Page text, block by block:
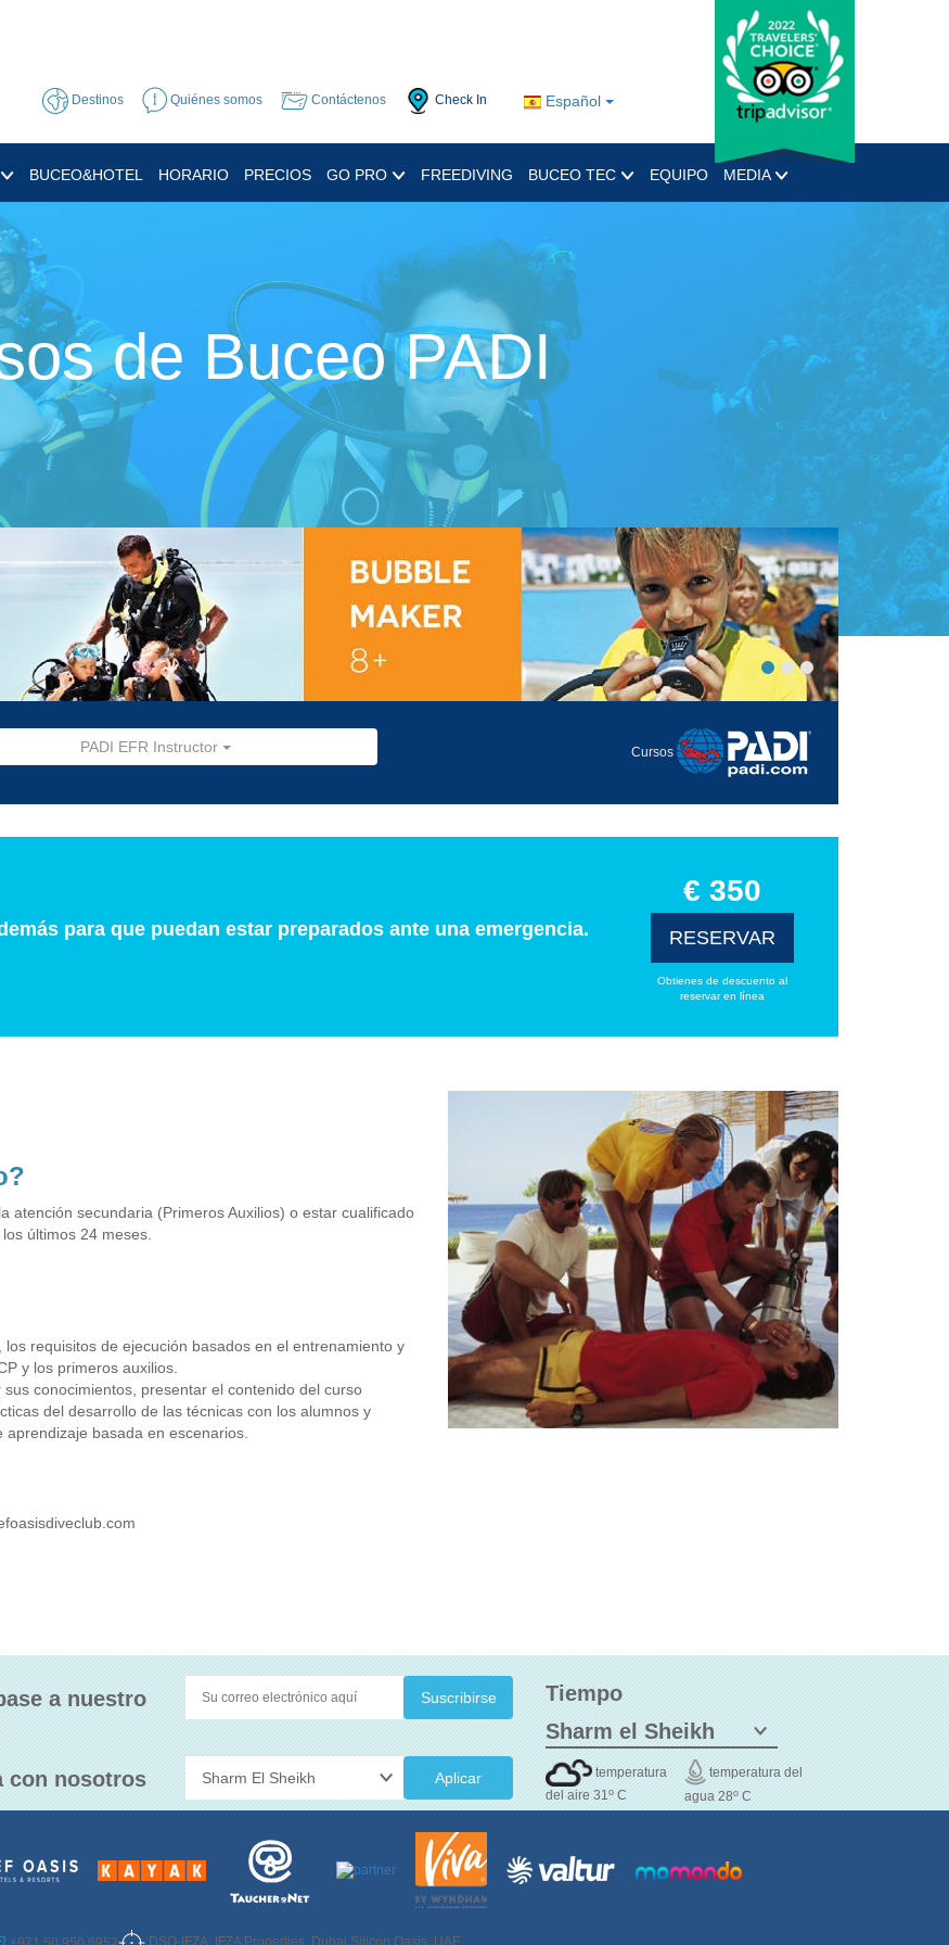
Español
Destinos Quiénes somos Contáctenos Check In
BUCEO&HOTEL HORARIO PRECIOS GO PRO FREEDIVING BUCEO TEC EQUIPO MEDIA
de Buceo PADI
PADI EFR Instructor Cursos
para que puedan estar preparados ante una emergencia.
€ 350
RESERVAR
Obtienes de descuento al
reservar en línea
atención secundaria (Primeros Auxilios) o estar cualificado
últimos 24 meses.
requisitos de ejecución basados en el entrenamiento y
y los primeros auxilios.
conocimientos, presentar el contenido del curso
del desarrollo de las técnicas con los alumnos y
basada en escenarios.
a nuestro
con nosotros Aplicar
Tiempo
temperatura
del aire 31o C
temperatura del
agua 28oC